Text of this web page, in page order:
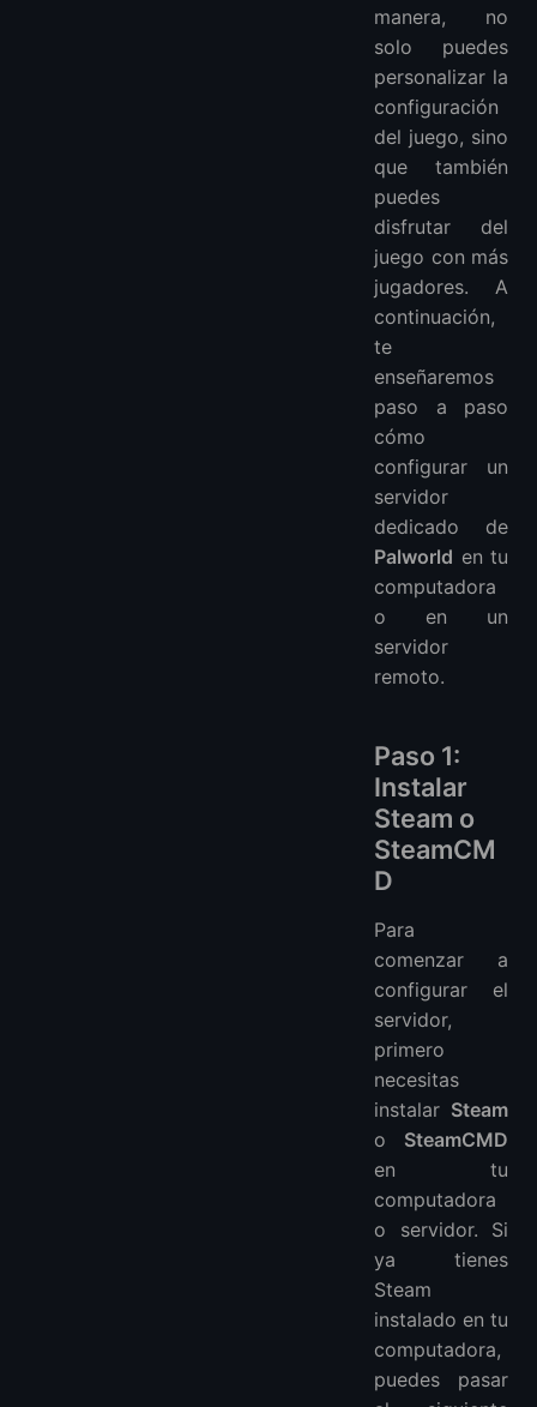
manera, no
solo puedes
personalizar la
configuración
del juego, sino
que también
puedes
disfrutar del
juego con más
jugadores. A
continuación,
te
enseñaremos
paso a paso
cómo
configurar un
servidor
dedicado de
Palworld en tu
computadora
o en un
servidor
remoto.
Paso 1:
Instalar
Steam o
SteamCM
D
Para
comenzar a
configurar el
servidor,
primero
necesitas
instalar Steam
o SteamCMD
en tu
computadora
o servidor. Si
ya tienes
Steam
instalado en tu
computadora,
puedes pasar